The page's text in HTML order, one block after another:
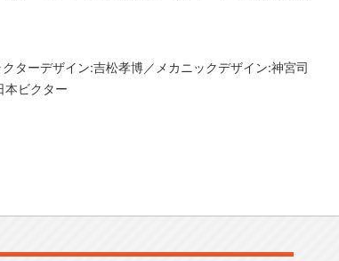
ターデザイン:吉松孝博／メカニックデザイン:神宮司
本ビクター